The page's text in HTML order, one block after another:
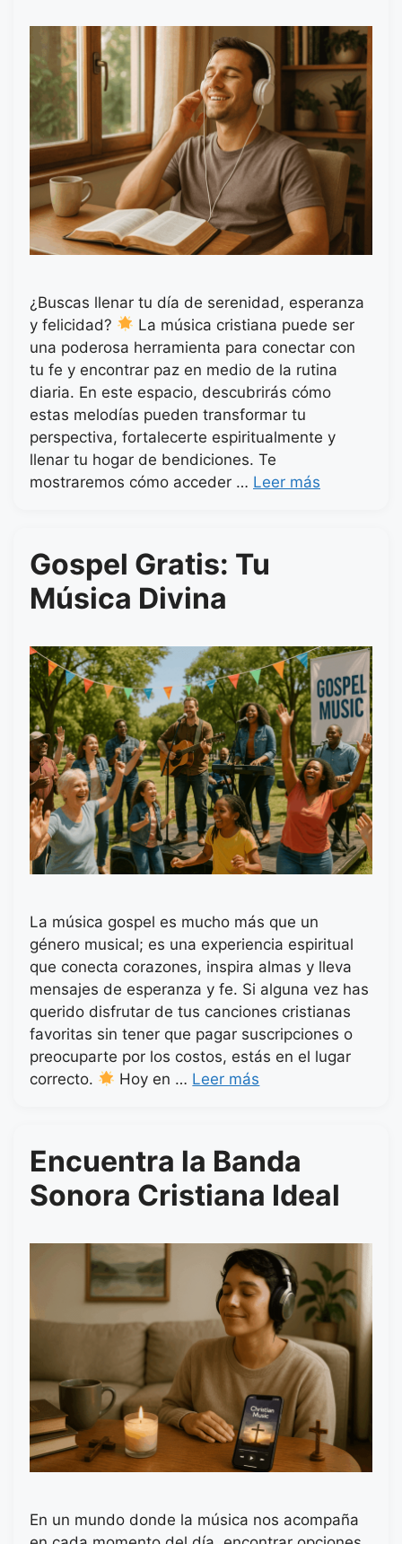
¿Buscas llenar tu día de serenidad, esperanza
y felicidad?
La música cristiana puede ser
una poderosa herramienta para conectar con
tu fe y encontrar paz en medio de la rutina
diaria. En este espacio, descubrirás cómo
estas melodías pueden transformar tu
perspectiva, fortalecerte espiritualmente y
llenar tu hogar de bendiciones. Te
mostraremos cómo acceder … Leer más
Gospel Gratis: Tu
Música Divina
La música gospel es mucho más que un
género musical; es una experiencia espiritual
que conecta corazones, inspira almas y lleva
mensajes de esperanza y fe. Si alguna vez has
querido disfrutar de tus canciones cristianas
favoritas sin tener que pagar suscripciones o
preocuparte por los costos, estás en el lugar
correcto.
Hoy en … Leer más
Encuentra la Banda
Sonora Cristiana Ideal
En un mundo donde la música nos acompaña